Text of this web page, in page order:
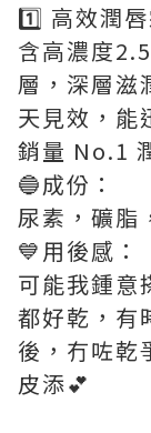
1️⃣ 高效潤唇
含高濃度
層，深層滋
天見效，能
銷量 No.1
🔵成份：
尿素，礦脂
💙用後感：
可能我鍾意
都好乾，有
後，冇咗乾
皮添💕